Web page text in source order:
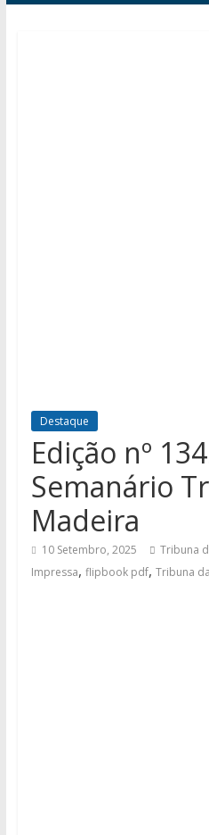
Destaque
Edição nº
Semanário
Madeira
10 Setembro, 2025 Tribuna
Impressa, flipbook pdf, Tribuna